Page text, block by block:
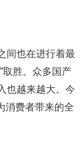
间也在进行着最
取胜。众多国产
也越来越大。今
消费者带来的全